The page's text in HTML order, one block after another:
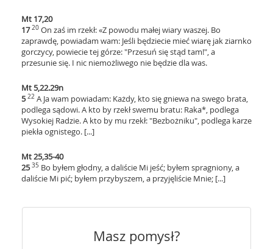
Mt 17,20
1720 On zaś im rzekł: «Z powodu małej wiary waszej. Bo
zaprawdę, powiadam wam: Jeśli będziecie mieć wiarę jak ziarnko
gorczycy, powiecie tej górze: "Przesuń się stąd tam!", a
przesunie się. I nic niemożliwego nie będzie dla was.
Mt 5,22.29n
5 22 A Ja wam powiadam: Każdy, kto się gniewa na swego brata,
podlega sądowi. A kto by rzekł swemu bratu: Raka*, podlega
Wysokiej Radzie. A kto by mu rzekł: "Bezbożniku", podlega karze
piekła ognistego. [...]
Mt 25,35-40
25 35 Bo byłem głodny, a daliście Mi jeść; byłem spragniony, a
daliście Mi pić; byłem przybyszem, a przyjęliście Mnie; [...]
Masz pomysł?